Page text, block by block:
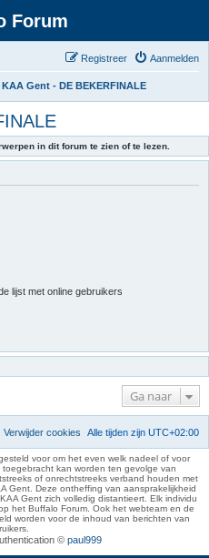
Forum
Aanmelden
Registreer
KAA Gent - DE BEKERFINALE
in dit forum te zien of te lezen.
lijst met online gebruikers
Ga naar
Alle tijden zijn UTC+02:00
Verwijder cookies
voor om het even welk nadeel of voor
kan worden ten gevolge van
of onrechtstreeks verband houden met
Gent. Deze ontheffing van aansprakelijkheid
Gent zich volledig distantieert. Elk individu
het Buffalo Forum. Ook het webteam en de
worden voor de inhoud van berichten van
© paul999